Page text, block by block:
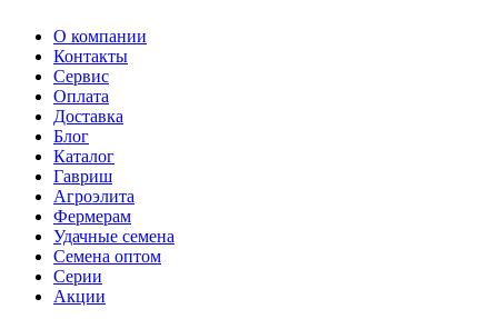
О компании
Контакты
Сервис
Оплата
Доставка
Блог
Каталог
Гавриш
Агроэлита
Фермерам
Удачные семена
Семена оптом
Серии
Акции